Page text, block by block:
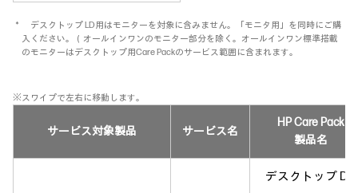
＊ デスクトップ LD用はモニターを対象に含みません。「モニタ用」を同時にご購
入ください。（オールインワンのモニター部分を除く。オールインワン標準搭載
のモニターはデスクトップ用Care Packのサービス範囲に含まれます。
※スワイプで左右に移動します。
サービス対象製品 サービス名
HP Care Pack
製品名
デスクトップ D